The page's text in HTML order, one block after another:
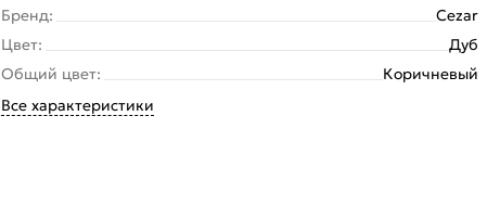
Бренд:
Cezar
Цвет:
Дуб
Общий цвет:
Коричневый
Все характеристики